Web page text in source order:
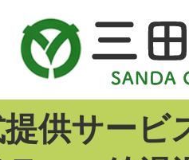
供サービ